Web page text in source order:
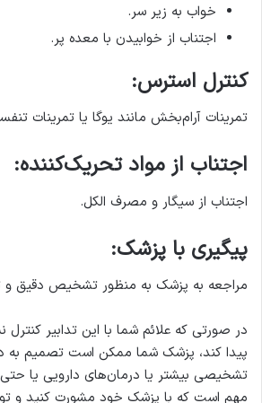
خواب به زیر سر.
اجتناب از خوابیدن با معده پر.
کنترل استرس:
تمرینات آرام‌بخش مانند یوگا یا تمرینات
اجتناب از مواد تحریک‌کننده:
اجتناب از سیگار و مصرف الکل.
پیگیری با پزشک:
مراجعه به پزشک به منظور تشخیص دقیق و
در صورتی که علائم شما با این تدابیر
پیدا کند، پزشک شما ممکن است تصمیم به
تشخیصی بیشتر یا درمان‌های دارویی یا
مهم است که با پزشک خود مشورت کنید و